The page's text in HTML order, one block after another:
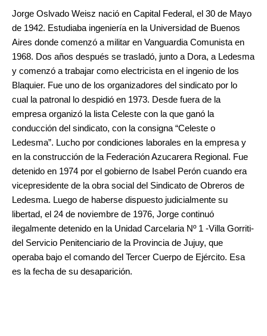
Jorge Oslvado Weisz nació en Capital Federal, el 30 de Mayo
de 1942. Estudiaba ingeniería en la Universidad de Buenos
Aires donde comenzó a militar en Vanguardia Comunista en
1968. Dos años después se trasladó, junto a Dora, a Ledesma
y comenzó a trabajar como electricista en el ingenio de los
Blaquier. Fue uno de los organizadores del sindicato por lo
cual la patronal lo despidió en 1973. Desde fuera de la
empresa organizó la lista Celeste con la que ganó la
conducción del sindicato, con la consigna “Celeste o
Ledesma”. Lucho por condiciones laborales en la empresa y
en la construcción de la Federación Azucarera Regional. Fue
detenido en 1974 por el gobierno de Isabel Perón cuando era
vicepresidente de la obra social del Sindicato de Obreros de
Ledesma. Luego de haberse dispuesto judicialmente su
libertad, el 24 de noviembre de 1976, Jorge continuó
ilegalmente detenido en la Unidad Carcelaria Nº 1 -Villa Gorriti-
del Servicio Penitenciario de la Provincia de Jujuy, que
operaba bajo el comando del Tercer Cuerpo de Ejército. Esa
es la fecha de su desaparición.